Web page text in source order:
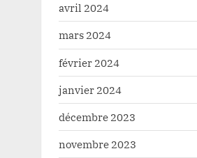
avril 2024
mars 2024
février 2024
janvier 2024
décembre 2023
novembre 2023